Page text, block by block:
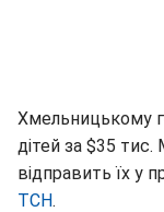
Хмельницькому
дітей за $35
відправить їх у
ТСН.